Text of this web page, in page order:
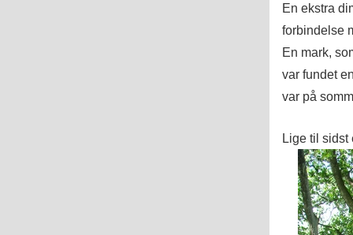
En ekstra
forbindelse
En mark,
var fundet
var på
Lige til sidst